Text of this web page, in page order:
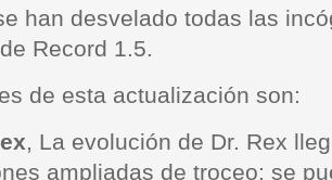
han desvelado todas las
Record 1.5.
de esta actualización son:
, La evolución de Dr. Rex
ampliadas de troceo: se